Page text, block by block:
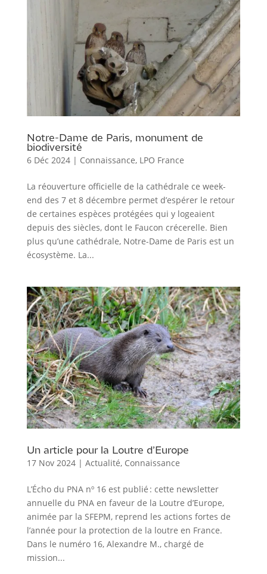
Notre-Dame de Paris, monument de
biodiversité
6 Déc 2024| Connaissance, LPO France
La réouverture officielle de la cathédrale ce week-
end des 7 et 8 décembre permet d’espérer le retour
de certaines espèces protégées qui y logeaient
depuis des siècles, dont le Faucon crécerelle. Bien
plus qu’une cathédrale, Notre-Dame de Paris est un
écosystème. La...
Un article pour la Loutre d’Europe
17 Nov 2024| Actualité, Connaissance
L’Écho du PNA nº 16 est publié : cette newsletter
annuelle du PNA en faveur de la Loutre d’Europe,
animée par la SFEPM, reprend les actions fortes de
l’année pour la protection de la loutre en France.
Dans le numéro 16, Alexandre M., chargé de
mission...